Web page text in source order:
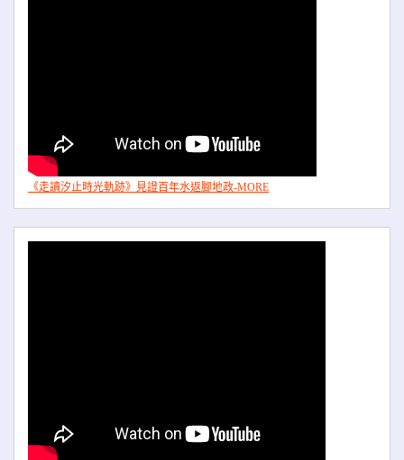
《走讀汐止時光軌跡》見證百年水返腳地政-MORE